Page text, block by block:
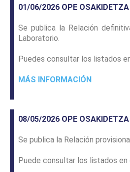
01/06/2026 OPE
Se publica la Relación
Laboratorio.
Puedes consultar los listados
MÁS INFORMACIÓN
08/05/2026 OPE
Se publica la Relación
Puede consultar los listados